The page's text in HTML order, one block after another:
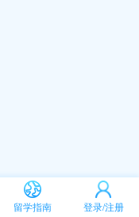
留学指南 登录/注册